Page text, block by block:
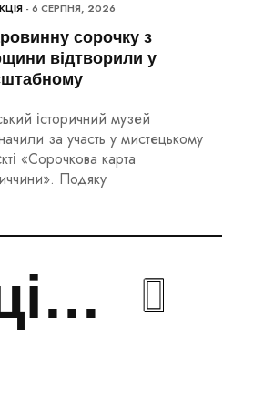
- 6 СЕРПНЯ, 2026
сорочку з
відтворили у
історичний музей
за участь у мистецькому
«Сорочкова карта
Подяку